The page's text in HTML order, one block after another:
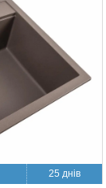
25 днів